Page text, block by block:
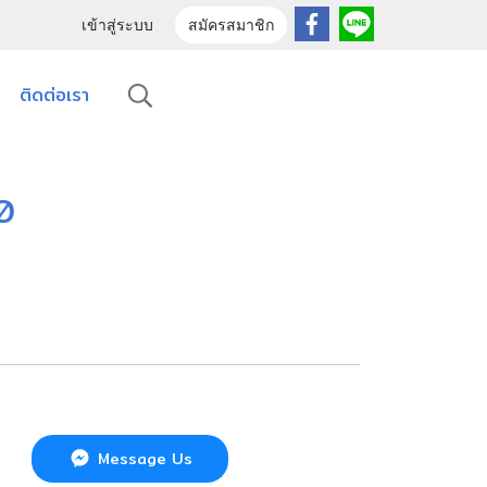
เข้าสู่ระบบ สมัครสมาชิก
ติดต่อเรา
Message Us